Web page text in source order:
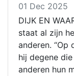
01 Dec 2025
DIJK EN
staat al zijn
anderen. “Op
hij degene
anderen hun